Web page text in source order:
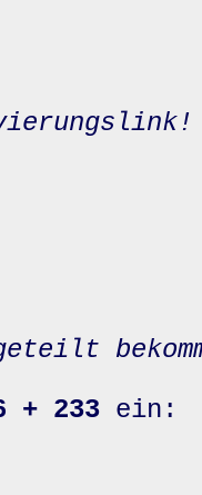
+ 233 ein: